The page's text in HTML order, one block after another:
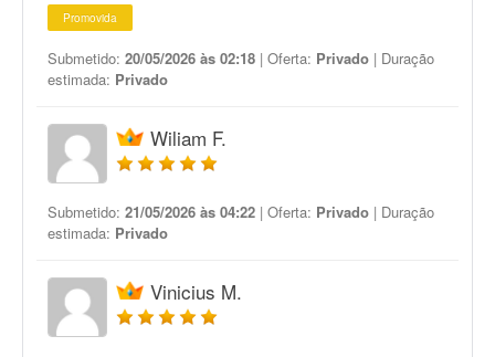
Promovida
Submetido: 20/05/2026 às 02:18 | Oferta: Privado | Duração
estimada: Privado
Wiliam F.
Submetido: 21/05/2026 às 04:22 | Oferta: Privado | Duração
estimada: Privado
Vinicius M.